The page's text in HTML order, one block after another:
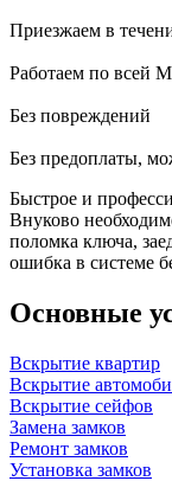
Приезжаем в
Работаем по всей
Без повреждений
Без предоплаты,
Быстрое и
Внуково
поломка ключа,
ошибка в системе
Основные
Вскрытие квартир
Вскрытие
Вскрытие сейфов
Замена замков
Ремонт замков
Установка замков